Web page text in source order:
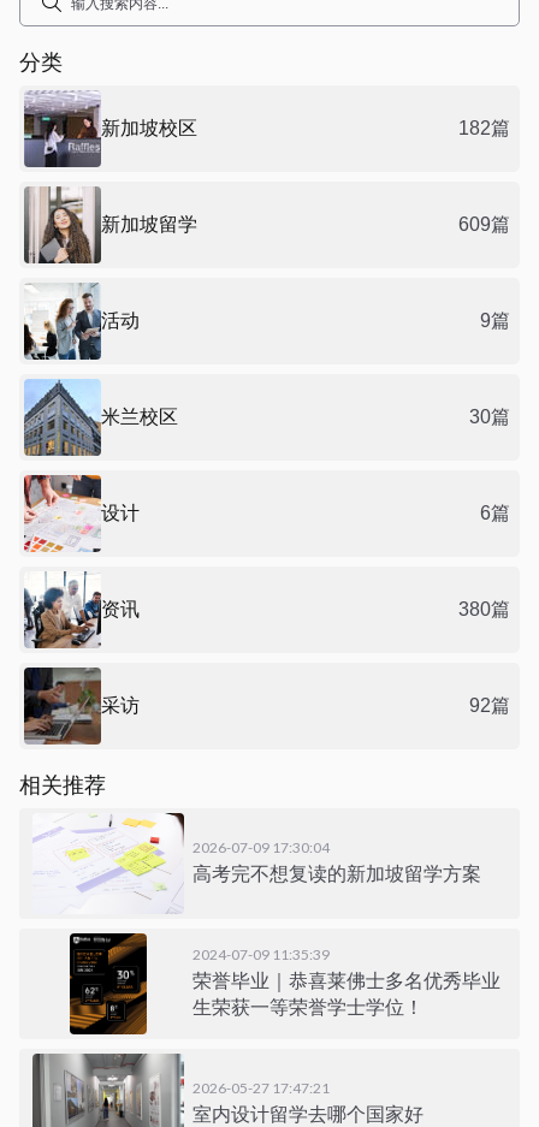
分类
新加坡校区 182篇
新加坡留学 609篇
活动 9篇
米兰校区 30篇
设计 6篇
资讯 380篇
采访 92篇
相关推荐
2026-07-09 17:30:04
高考完不想复读的新加坡留学方案
2024-07-09 11:35:39
荣誉毕业｜恭喜莱佛士多名优秀毕业
生荣获一等荣誉学士学位！
2026-05-27 17:47:21
室内设计留学去哪个国家好